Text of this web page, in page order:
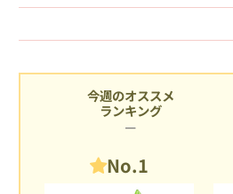
今週のオススメ
ランキング
No.1